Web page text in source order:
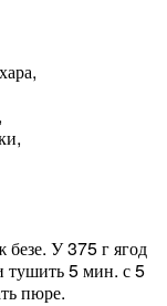
безе. У 375 г ягод
тушить 5 мин. с 5
пюре.